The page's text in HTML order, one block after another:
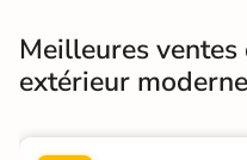
Meilleures
extérieur